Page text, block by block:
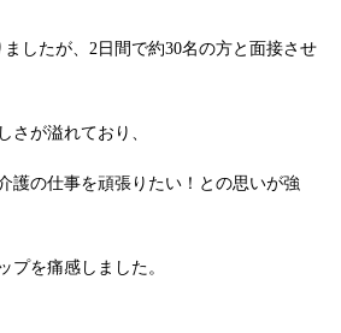
したが、2日間で約30名の方と面接させ
さが溢れており、
護の仕事を頑張りたい！との思いが強
プを痛感しました。